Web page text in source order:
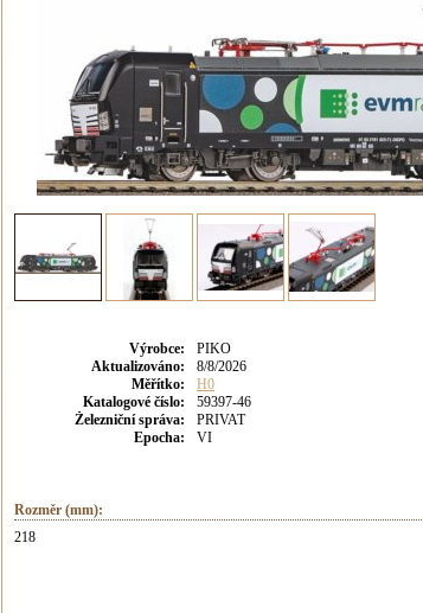
Výrobce:
PIKO
Aktualizováno:
8/8/2026
Měřítko:
H0
Katalogové číslo:
59397-46
Železniční správa:
PRIVAT
Epocha:
VI
Rozměr (mm):
218